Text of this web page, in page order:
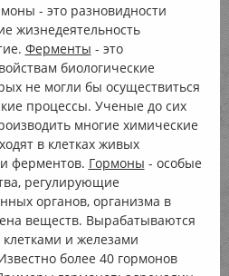
- это разновидности
жизнедеятельность
Ферменты - это
биологические
не могли бы осуществиться
процессы. Ученые до сих
многие химические
в клетках живых
ферментов. Гормоны - особые
регулирующие
органов, организма в
веществ. Вырабатываются
и железами
более 40 гормонов